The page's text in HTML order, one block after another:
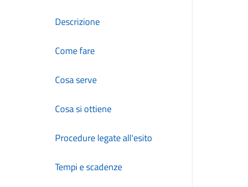
Descrizione
Come fare
Cosa serve
Cosa si ottiene
Procedure legate all'esito
Tempi e scadenze